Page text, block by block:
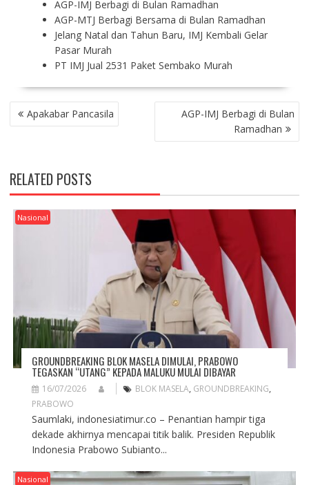
AGP-IMJ Berbagi di Bulan Ramadhan
AGP-MTJ Berbagi Bersama di Bulan Ramadhan
Jelang Natal dan Tahun Baru, IMJ Kembali Gelar
Pasar Murah
PT IMJ Jual 2531 Paket Sembako Murah
P
O
N
A
V
G
Apakabar Pancasila
AGP-IMJ Berbagi di Bulan
Ramadhan
RELATED POSTS
Nasional
GROUNDBREAKING BLOK MASELA DIMULAI, PRABOWO
TEGASKAN “UTANG” KEPADA MALUKU MULAI DIBAYAR
16/07/2026 BLOK MASELA, GROUNDBREAKING,
PRABOWO
Saumlaki, indonesiatimur.co – Penantian hampir tiga
dekade akhirnya mencapai titik balik. Presiden Republik
Indonesia Prabowo Subianto...
Nasional